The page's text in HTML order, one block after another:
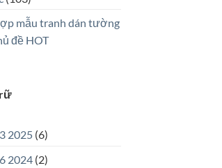
mẫu tranh dán tường
đề HOT
2025 (6)
2024 (2)